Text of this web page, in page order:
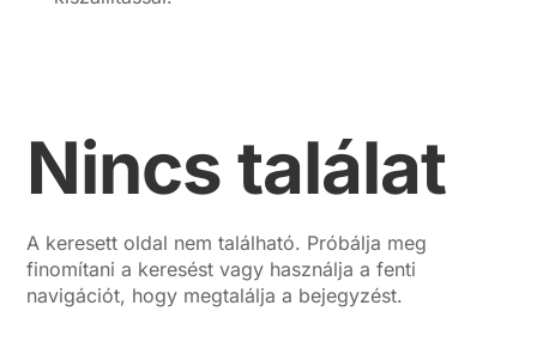
Nincs találat
A keresett oldal nem található. Próbálja meg
finomítani a keresést vagy használja a fenti
navigációt, hogy megtalálja a bejegyzést.